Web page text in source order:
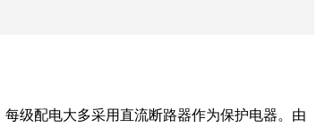
级配电大多采用直流断路器作为保护电器。由